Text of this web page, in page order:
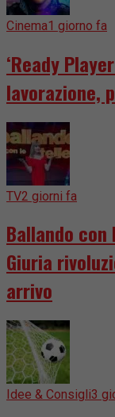
Cinema1 giorno fa
‘Ready
lavorazione,
TV2 giorni fa
Ballando
Giuria
arrivo
Idee & Consigli3